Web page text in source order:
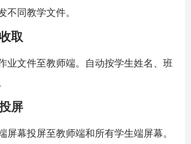
同教学文件。
取
业文件至教师端。自动按学生姓名、班
屏
屏幕投屏至教师端和所有学生端屏幕。